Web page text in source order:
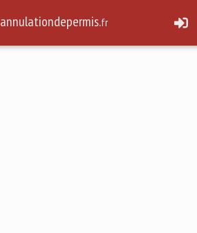
annulationdepermis.fr